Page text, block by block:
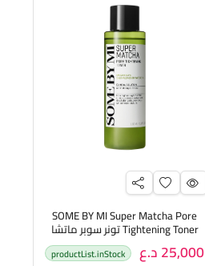
SOME BY MI Super Matcha Pore
Tightening Toner تونر سوبر ماتشا
لتصغير المسامات من سوم باي مي
25,000 د.ع productList.inStock